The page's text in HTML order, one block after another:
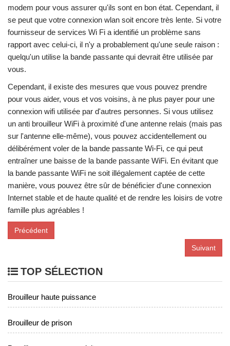
modem pour vous assurer qu'ils sont en bon état. Cependant, il
se peut que votre connexion wlan soit encore très lente. Si votre
fournisseur de services Wi Fi a identifié un problème sans
rapport avec celui-ci, il n'y a probablement qu'une seule raison :
quelqu'un utilise la bande passante qui devrait être utilisée par
vous.
Cependant, il existe des mesures que vous pouvez prendre
pour vous aider, vous et vos voisins, à ne plus payer pour une
connexion wifi utilisée par d'autres personnes. Si vous utilisez
un anti brouilleur WiFi à proximité d'une antenne relais (mais pas
sur l'antenne elle-même), vous pouvez accidentellement ou
délibérément voler de la bande passante Wi-Fi, ce qui peut
entraîner une baisse de la bande passante WiFi. En évitant que
la bande passante WiFi ne soit illégalement captée de cette
manière, vous pouvez être sûr de bénéficier d'une connexion
Internet stable et de haute qualité et de rendre les loisirs de votre
famille plus agréables !
Précédent
Suivant
TOP SÉLECTION
Brouilleur haute puissance
Brouilleur de prison